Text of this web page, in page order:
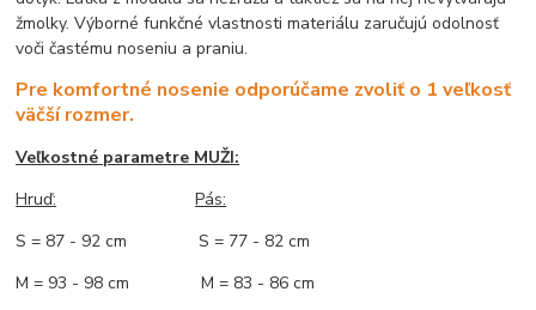
žmolky. Výborné funkčné vlastnosti materiálu zaručujú odolnosť
voči častému noseniu a praniu.
Pre komfortné nosenie odporúčame zvoliť o 1 veľkosť
väčší rozmer.
Veľkostné parametre MUŽI:
Hruď:
Pás:
S = 87 - 92 cm S = 77 - 82 cm
M = 93 - 98 cm M = 83 - 86 cm